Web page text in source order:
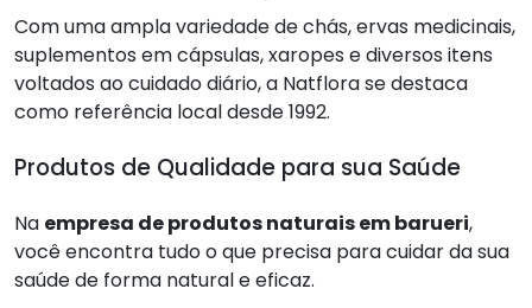
Com uma ampla variedade de chás, ervas medicinais,
suplementos em cápsulas, xaropes e diversos itens
voltados ao cuidado diário, a Natflora se destaca
como referência local desde 1992.
Produtos de Qualidade para sua Saúde
Na empresa de produtos naturais em barueri,
você encontra tudo o que precisa para cuidar da sua
saúde de forma natural e eficaz.